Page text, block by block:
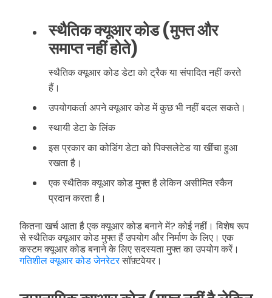
स्थैतिक क्यूआर कोड (मुफ्त और
समाप्त नहीं होते)
स्थैतिक क्यूआर कोड डेटा को ट्रैक या संपादित नहीं करते
हैं।
उपयोगकर्ता अपने क्यूआर कोड में कुछ भी नहीं बदल सकते।
स्थायी डेटा के लिंक
इस प्रकार का कोडिंग डेटा को पिक्सलेटेड या खींचा हुआ
रखता है।
एक स्थैतिक क्यूआर कोड मुफ्त है लेकिन असीमित स्कैन
प्रदान करता है।
कितना खर्च आता है एक क्यूआर कोड बनाने में? कोई नहीं। विशेष रूप
से स्थैतिक क्यूआर कोड मुफ्त हैं उपयोग और निर्माण के लिए। एक
कस्टम क्यूआर कोड बनाने के लिए सदस्यता मुफ्त का उपयोग करें।
गतिशील क्यूआर कोड जेनरेटरसॉफ़्टवेयर।